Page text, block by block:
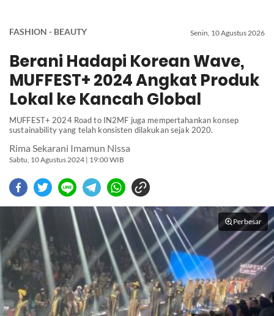
FASHION - BEAUTY Senin, 10 Agustus 2026
Berani Hadapi Korean Wave,
MUFFEST+ 2024 Angkat Produk
Lokal ke Kancah Global
MUFFEST+ 2024 Road to IN2MF juga mempertahankan konsep
sustainability yang telah konsisten dilakukan sejak 2020.
Rima Sekarani Imamun Nissa
Sabtu, 10 Agustus 2024 | 19:00 WIB
Perbesar